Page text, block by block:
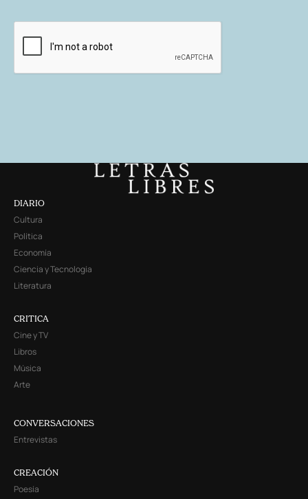
DIARIO
Cultura
Política
Economía
Ciencia y Tecnología
Literatura
CRITICA
Cine y TV
Libros
Música
Arte
CONVERSACIONES
Entrevistas
CREACIÓN
Poesía